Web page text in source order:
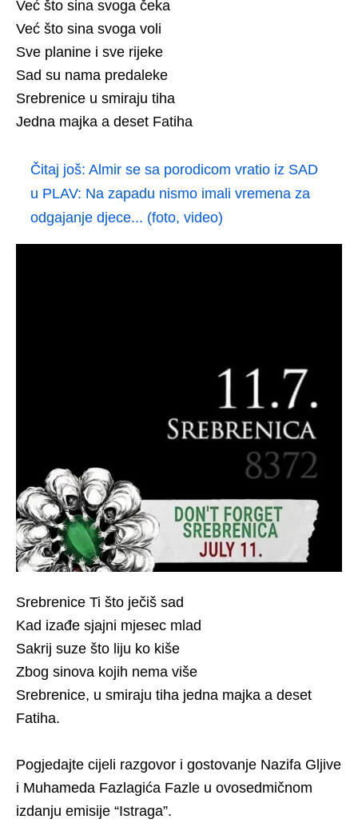
Već što sina svoga čeka
Već što sina svoga voli
Sve planine i sve rijeke
Sad su nama predaleke
Srebrenice u smiraju tiha
Jedna majka a deset Fatiha
Čitaj još: Almir se sa porodicom vratio iz SAD
u PLAV: Na zapadu nismo imali vremena za
odgajanje djece... (foto, video)
Srebrenice Ti što ječiš sad
Kad izađe sjajni mjesec mlad
Sakrij suze što liju ko kiše
Zbog sinova kojih nema više
Srebrenice, u smiraju tiha jedna majka a deset
Fatiha.
Pogjedajte cijeli razgovor i gostovanje Nazifa Gljive
i Muhameda Fazlagića Fazle u ovosedmičnom
izdanju emisije “Istraga”.